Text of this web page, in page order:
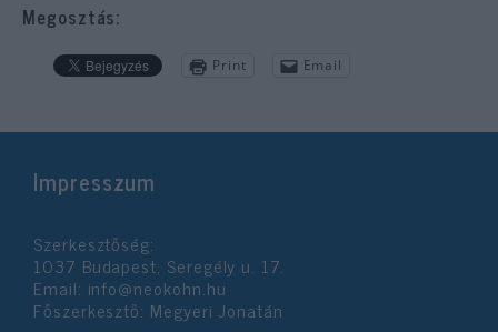
Megosztás:
Print Email
Impresszum
Szerkesztőség:
1037 Budapest, Seregély u. 17.
Email: info@neokohn.hu
Főszerkesztő: Megyeri Jonatán